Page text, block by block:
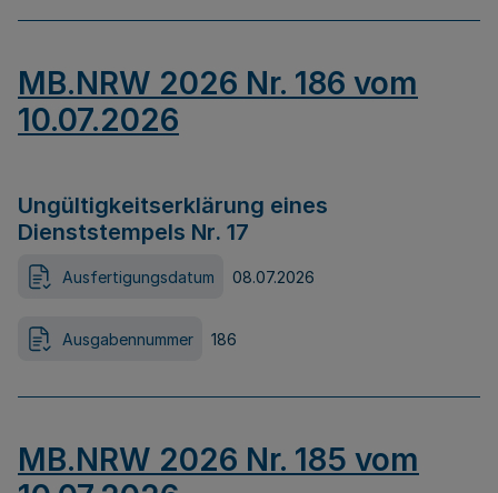
MB.NRW 2026 Nr. 186 vom
10.07.2026
Ungültigkeitserklärung eines
Dienststempels Nr. 17
Ausfertigungsdatum 08.07.2026
Ausgabennummer 186
MB.NRW 2026 Nr. 185 vom